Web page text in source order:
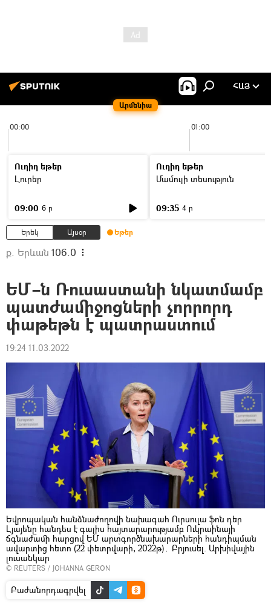
Արմենիա
ՀԱՅ
00:00 01:00
Ուղիղ եթեր
Լուրեր
09:00 6 ր
Ուղիղ եթեր
Մամուլի տեսություն
09:35 4 ր
Երեկ Այսօր Եթեր
ք. Երևան 106.0
ԵՄ–ն Ռուսաստանի նկատմամբ
պատժամիջոցների չորրորդ
փաթեթն է պատրաստում
19:24 11.03.2022
Եվրոպական հանձնաժողովի նախագահ Ուրսուլա ֆոն դեր
Լյայենը հանդես է գալիս հայտարարությամբ Ուկրաինայի
ճգնաժամի հարցով ԵՄ արտգործնախարարների հանդիպման
ավարտից հետո (22 փետրվարի, 2022թ)․ Բրյուսել. Արխիվային
լուսանկար
© REUTERS / JOHANNA GERON
Բաժանորդագրվել